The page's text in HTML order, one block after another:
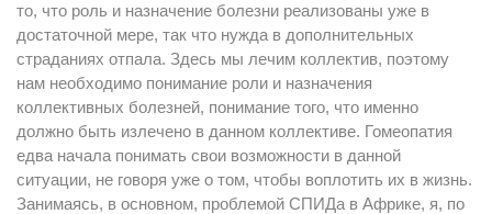
то, что роль и назначение болезни реализованы уже в
достаточной мере, так что нужда в дополнительных
страданиях отпала. Здесь мы лечим коллектив, поэтому
нам необходимо понимание роли и назначения
коллективных болезней, понимание того, что именно
должно быть излечено в данном коллективе. Гомеопатия
едва начала понимать свои возможности в данной
ситуации, не говоря уже о том, чтобы воплотить их в жизнь.
Занимаясь, в основном, проблемой СПИДа в Африке, я, по